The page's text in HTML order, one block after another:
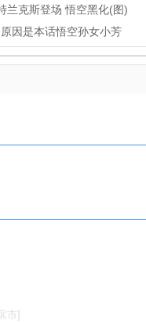
兰克斯登场 悟空黑化(图)
因是本话悟空孙女小芳
市]